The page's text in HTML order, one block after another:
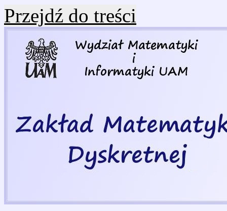
Przejdź do treści